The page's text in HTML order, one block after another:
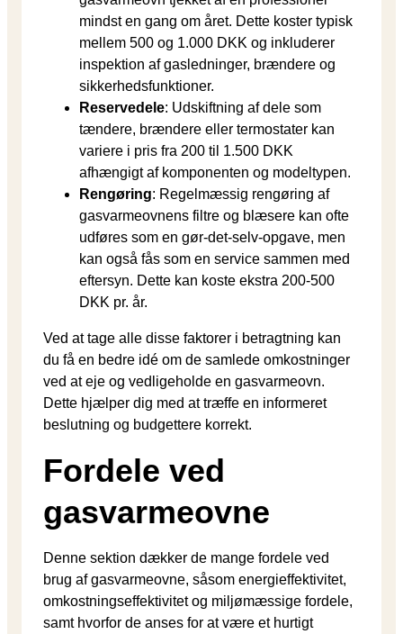
mindst en gang om året. Dette koster typisk
mellem 500 og 1.000 DKK og inkluderer
inspektion af gasledninger, brændere og
sikkerhedsfunktioner.
Reservedele: Udskiftning af dele som
tændere, brændere eller termostater kan
variere i pris fra 200 til 1.500 DKK
afhængigt af komponenten og modeltypen.
Rengøring: Regelmæssig rengøring af
gasvarmeovnens filtre og blæsere kan ofte
udføres som en gør-det-selv-opgave, men
kan også fås som en service sammen med
eftersyn. Dette kan koste ekstra 200-500
DKK pr. år.
Ved at tage alle disse faktorer i betragtning kan
du få en bedre idé om de samlede omkostninger
ved at eje og vedligeholde en gasvarmeovn.
Dette hjælper dig med at træffe en informeret
beslutning og budgettere korrekt.
Fordele ved
gasvarmeovne
Denne sektion dækker de mange fordele ved
brug af gasvarmeovne, såsom energieffektivitet,
omkostningseffektivitet og miljømæssige fordele,
samt hvorfor de anses for at være et hurtigt